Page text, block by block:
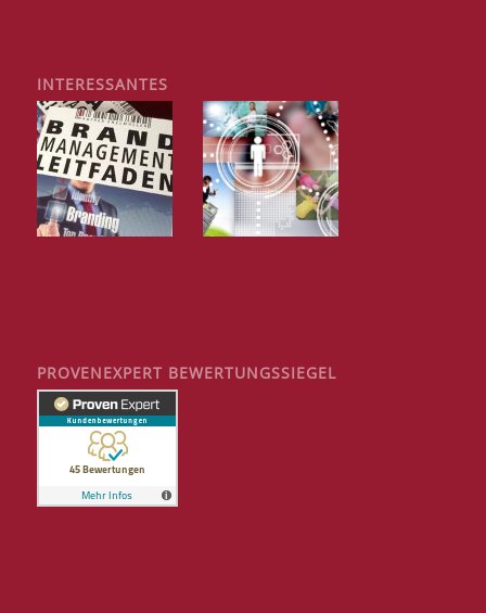
INTERESSANTES
PROVENEXPERT BEWERTUNGSSIEGEL